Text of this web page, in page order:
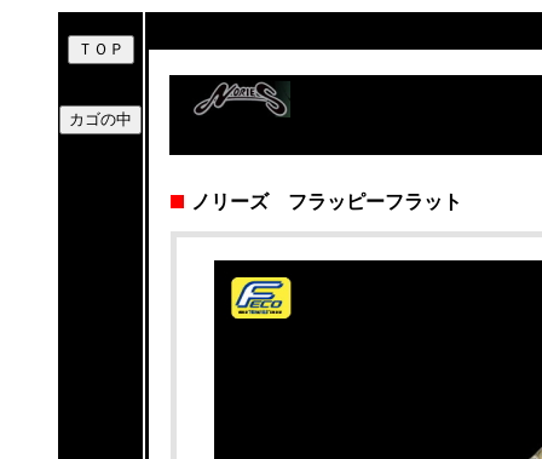
ノリーズ フラッピーフラット